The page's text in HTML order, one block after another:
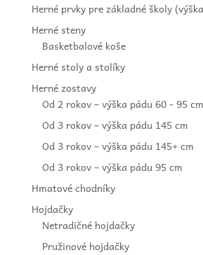
Herné prvky pre základné školy
Herné steny
Basketbalové koše
Herné stoly a stolíky
Herné zostavy
Od 2 rokov – výška pádu 60 - 95 cm
Od 3 rokov – výška pádu 145 cm
Od 3 rokov – výška pádu 145+ cm
Od 3 rokov – výška pádu 95 cm
Hmatové chodníky
Hojdačky
Netradičné hojdačky
Pružinové hojdačky